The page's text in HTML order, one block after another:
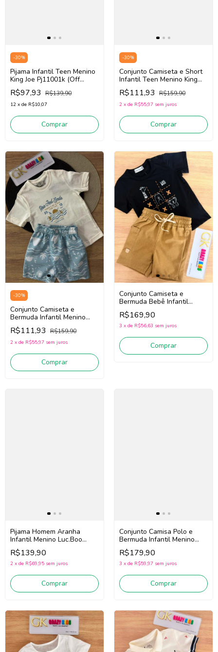
-30%
Pijama Infantil Teen Menino
King Joe Pj11001k (Off
White/Marinho)
R$97,93 R$139,90
12 x de R$10,07
Comprar
-30%
Conjunto Camiseta e Short
Infantil Teen Menino King
Joe Cj11027k (Off
White/Amarelo)
R$111,93 R$159,90
2 x de R$55,97 sem juros
Comprar
-30%
Conjunto Camiseta e
Bermuda Infantil Menino
King Joe Cj11033k (Off
White/Azul)
R$111,93 R$159,90
2 x de R$55,97 sem juros
Comprar
Conjunto Camiseta e
Bermuda Bebê Infantil
Menino Luc.Boo 97266
(Preto/Bege)
R$169,90
3 x de R$56,63 sem juros
Comprar
Pijama Homem Aranha
Infantil Menino Luc.Boo
97068 (Marinho)
R$139,90
2 x de R$69,95 sem juros
Comprar
Conjunto Camisa Polo e
Bermuda Infantil Menino
Onda Marinha 1263082
(Bege/Cinza)
R$179,90
3 x de R$59,97 sem juros
Comprar